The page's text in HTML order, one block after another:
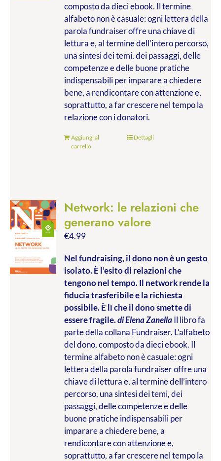
composto da dieci ebook. Il termine
alfabeto non è casuale: ogni lettera della
parola fundraiser offre una chiave di
lettura e, al termine dell’intero percorso,
una sintesi dei temi, dei passaggi, delle
competenze e delle buone pratiche
indispensabili per imparare a chiedere
bene, a rendicontare con attenzione e,
soprattutto, a far crescere nel tempo la
relazione con i donatori.
Aggiungi al
carrello
Dettagli
Network: le relazioni che
generano valore
€4.99
Nel fundraising, il dono non è un gesto
isolato. È l’esito di relazioni che
tengono nel tempo. Il network rende la
fiducia trasferibile e la richiesta
possibile. È lì che il dono smette di
essere fragile.di Elena ZanellaIl libro fa
parte della collana Fundraiser. L’alfabeto
del dono, composto da dieci ebook. Il
termine alfabeto non è casuale: ogni
lettera della parola fundraiser offre una
chiave di lettura e, al termine dell’intero
percorso, una sintesi dei temi, dei
passaggi, delle competenze e delle
buone pratiche indispensabili per
imparare a chiedere bene, a
rendicontare con attenzione e,
soprattutto, a far crescere nel tempo la